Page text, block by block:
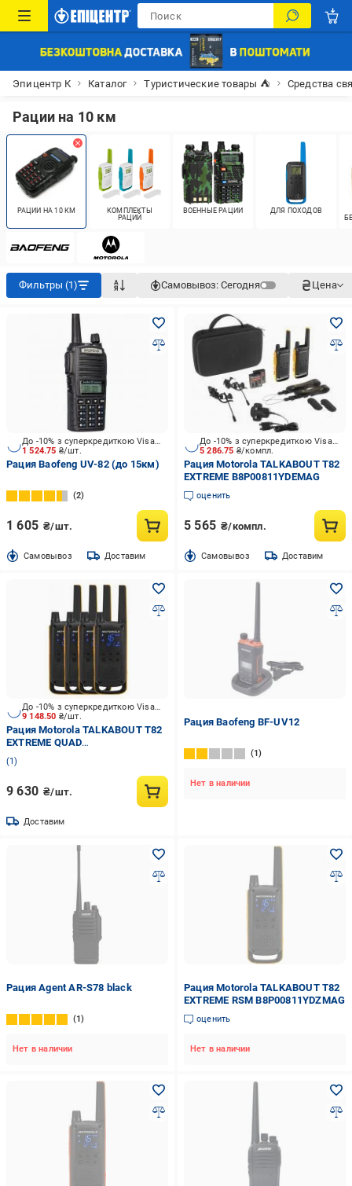
Эпицентр К Каталог Туристические товары ⛺ Средства
Рации на 10 км
РАЦИИ НА 10 КМ
КОМПЛЕКТЫ
РАЦИЙ
ВОЕННЫЕ РАЦИИ
ДЛЯ ПОХОДОВ
Фильтры (1) Самовывоз: Сегодня Цена
1 524.75 ₴/шт.
До -10% з суперкредиткою Visa Вигода
Рация Baofeng UV-82 (до 15км)
2
1 605 ₴/шт.
Cамовывоз Доставим
5 286.75 ₴/компл.
До -10% з суперкредиткою Visa Вигода
Рация Motorola TALKABOUT T82
EXTREME B8P00811YDEMAG
оценить
5 565 ₴/компл.
Cамовывоз Доставим
9 148.50 ₴/шт.
До -10% з суперкредиткою Visa Вигода
Рация Motorola TALKABOUT T82
EXTREME QUAD
B8P00811YDEMAQ
1
9 630 ₴/шт.
Доставим
Рация Baofeng BF-UV12
1
Нет в наличии
Рация Agent AR-S78 black
1
Нет в наличии
Рация Motorola TALKABOUT T82
EXTREME RSM B8P00811YDZMAG
оценить
Нет в наличии